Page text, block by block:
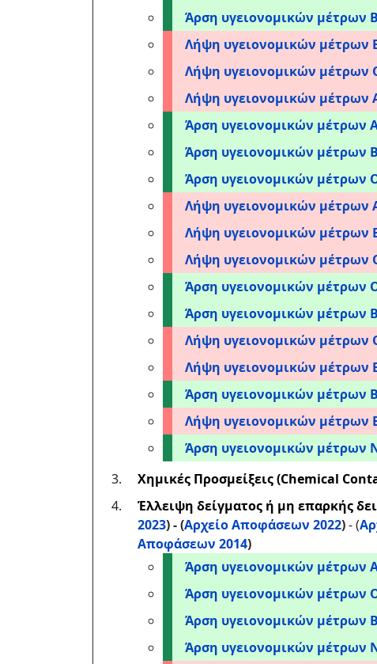
Άρση υγειονομικών μέτρων
Λήψη υγειονομικών μέτρων
Λήψη υγειονομικών
Λήψη υγειονομικών μέτρων
Άρση υγειονομικών μέτρων
Άρση υγειονομικών μέτρων
Άρση υγειονομικών
Λήψη υγειονομικών μέτρων
Λήψη υγειονομικών μέτρων
Λήψη υγειονομικών
Άρση υγειονομικών
Άρση υγειονομικών μέτρων
Λήψη υγειονομικών
Λήψη υγειονομικών μέτρων
Άρση υγειονομικών μέτρων
Λήψη υγειονομικών μέτρων
Άρση υγειονομικών μέτρων
Χημικές Προσμείξεις (Chemical
Έλλειψη δείγματος ή μη επαρκής
2023) - (Αρχείο Αποφάσεων 2022)- (
Αποφάσεων 2014)
Άρση υγειονομικών μέτρων
Άρση υγειονομικών
Άρση υγειονομικών μέτρων
Άρση υγειονομικών μέτρων